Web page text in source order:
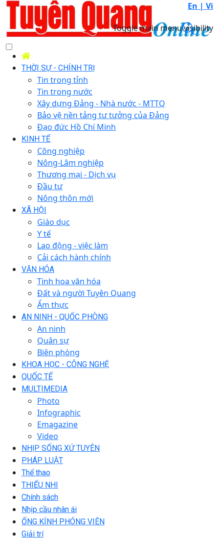
En | Vi
Toggle main menu visibility
THỜI SỰ - CHÍNH TRỊ
Tin trong tỉnh
Tin trong nước
Xây dựng Đảng - Nhà nước - MTTQ
Bảo vệ nền tảng tư tưởng của Đảng
Đạo đức Hồ Chí Minh
KINH TẾ
Công nghiệp
Nông-Lâm nghiệp
Thương mại - Dịch vụ
Đầu tư
Nông thôn mới
XÃ HỘI
Giáo dục
Y tế
Lao động - việc làm
Cải cách hành chính
VĂN HÓA
Tinh hoa văn hóa
Đất và người Tuyên Quang
Ẩm thực
AN NINH - QUỐC PHÒNG
An ninh
Quân sự
Biên phòng
KHOA HỌC - CÔNG NGHỆ
QUỐC TẾ
MULTIMEDIA
Photo
Infographic
Emagazine
Video
NHỊP SỐNG XỨ TUYÊN
PHÁP LUẬT
Thể thao
THIẾU NHI
Chính sách
Nhịp cầu nhân ái
ỐNG KÍNH PHÓNG VIÊN
Giải trí